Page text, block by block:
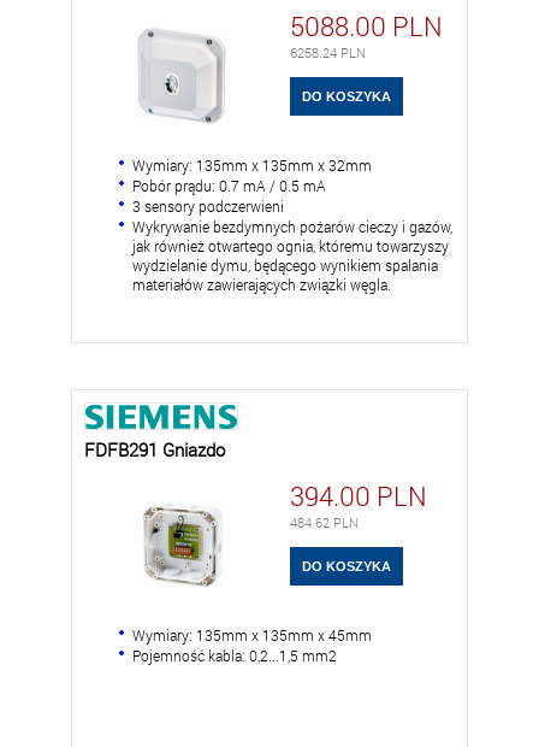
5088.00 PLN
6258.24 PLN
Wymiary: 135mm x 135mm x 32mm
Pobór prądu: 0.7 mA / 0.5 mA
3 sensory podczerwieni
Wykrywanie bezdymnych pożarów cieczy i gazów,
jak również otwartego ognia, któremu towarzyszy
wydzielanie dymu, będącego wynikiem spalania
materiałów zawierających związki węgla.
FDFB291 Gniazdo
394.00 PLN
484.62 PLN
Wymiary: 135mm x 135mm x 45mm
Pojemność kabla: 0,2...1,5 mm2